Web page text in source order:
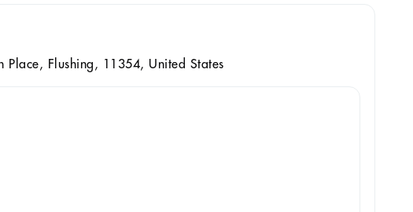
Place, Flushing, 11354, United States